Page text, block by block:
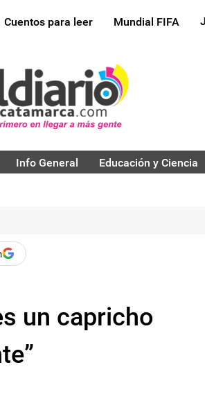
Cuentos para leer Mundial FIFA
Info General Educación y Ciencia
un capricho